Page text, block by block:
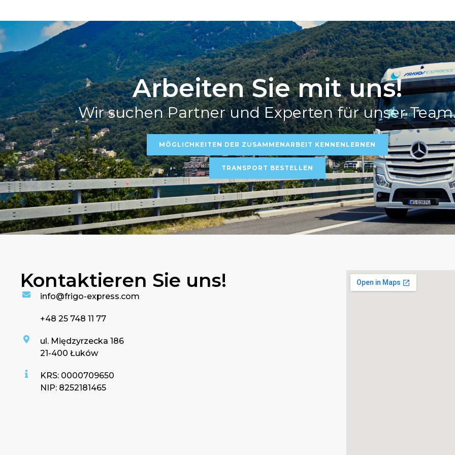
Arbeiten Sie mit uns!
Wir suchen Partner und Experten für unser
MÖGLICHKEITEN DER ZUSAMMENARBEIT KENNENLERNEN
TRANSPORT BESTELLEN
Kontaktieren Sie uns!​
info@frigo-express.com
+48 25 748 11 77
ul. Międzyrzecka 186
21-400 Łuków
KRS: 0000709650
NIP: 8252181465